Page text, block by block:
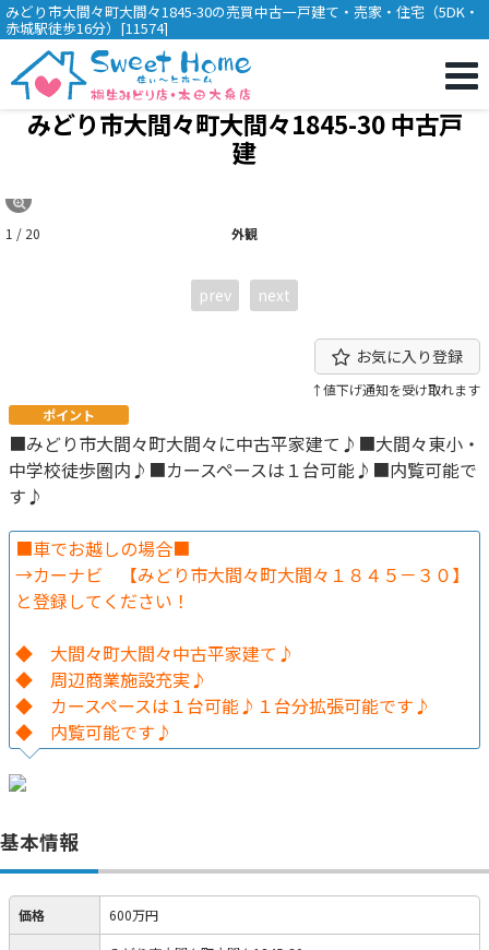
みどり市大間々町大間々1845-30の売買中古一戸建て・売家・住宅（5DK・
赤城駅徒歩16分）[11574]
みどり市大間々町大間々1845-30 中古戸
建
外観
1 / 20
prev next
お気に入り登録
↑値下げ通知を受け取れます
ポイント
■みどり市大間々町大間々に中古平家建て♪■大間々東小・
中学校徒歩圏内♪■カースペースは１台可能♪■内覧可能で
す♪
■車でお越しの場合■
→カーナビ 【みどり市大間々町大間々１８４５－３０】
と登録してください！
◆ 大間々町大間々中古平家建て♪
◆ 周辺商業施設充実♪
◆ カースペースは１台可能♪１台分拡張可能です♪
◆ 内覧可能です♪
基本情報
価格 600万円